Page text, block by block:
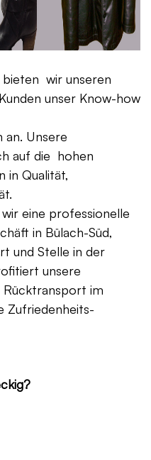
bieten wir unseren
unser Know-how
an. Unsere
auf die hohen
in Qualität,
eine professionelle
in Bülach-Süd,
und Stelle in der
unsere
Rücktransport im
Zufriedenheits-